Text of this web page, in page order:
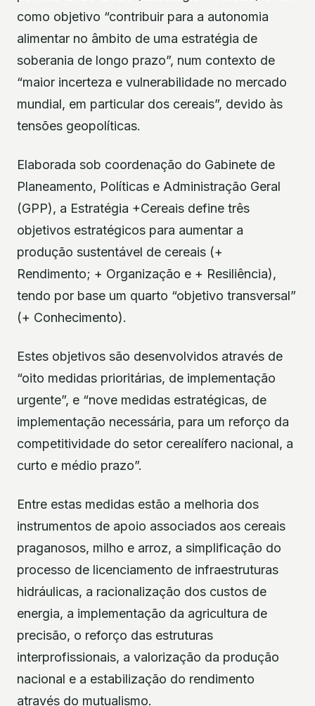
como objetivo “contribuir para a autonomia
alimentar no âmbito de uma estratégia de
soberania de longo prazo”, num contexto de
“maior incerteza e vulnerabilidade no mercado
mundial, em particular dos cereais”, devido às
tensões geopolíticas.
Elaborada sob coordenação do Gabinete de
Planeamento, Políticas e Administração Geral
(GPP), a Estratégia +Cereais define três
objetivos estratégicos para aumentar a
produção sustentável de cereais (+
Rendimento; + Organização e + Resiliência),
tendo por base um quarto “objetivo transversal”
(+ Conhecimento).
Estes objetivos são desenvolvidos através de
“oito medidas prioritárias, de implementação
urgente”, e “nove medidas estratégicas, de
implementação necessária, para um reforço da
competitividade do setor cerealífero nacional, a
curto e médio prazo”.
Entre estas medidas estão a melhoria dos
instrumentos de apoio associados aos cereais
praganosos, milho e arroz, a simplificação do
processo de licenciamento de infraestruturas
hidráulicas, a racionalização dos custos de
energia, a implementação da agricultura de
precisão, o reforço das estruturas
interprofissionais, a valorização da produção
nacional e a estabilização do rendimento
através do mutualismo.